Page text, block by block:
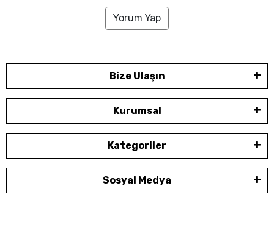
Yorum Yap
Bize Ulaşın
Kurumsal
Kategoriler
Sosyal Medya